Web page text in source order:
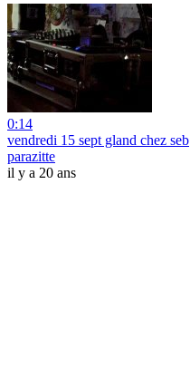
0:14
vendredi 15 sept gland chez seb
parazitte
il y a 20 ans